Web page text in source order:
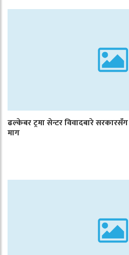
ढल्केबर ट्रमा सेन्टर विवादबारे
माग